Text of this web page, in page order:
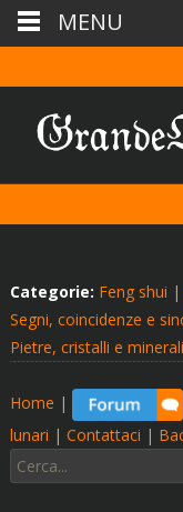
Categorie: Feng shui |
Segni, coincidenze e
Pietre, cristalli e minerali
Home |
lunari | Contattaci |
Cerca:
MENU